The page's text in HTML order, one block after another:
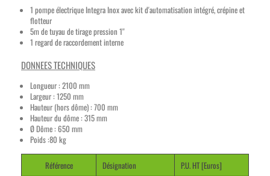
1 pompe électrique Integra Inox avec kit d'automatisation intégré, crépine et
flotteur
5m de tuyau de tirage pression 1''
1 regard de raccordement interne
DONNEES TECHNIQUES
Longueur : 2100 mm
Largeur : 1250 mm
Hauteur (hors dôme) : 700 mm
Hauteur du dôme : 315 mm
Ø Dôme : 650 mm
Poids :80 kg
Référence Désignation
P.U. HT [Euros]